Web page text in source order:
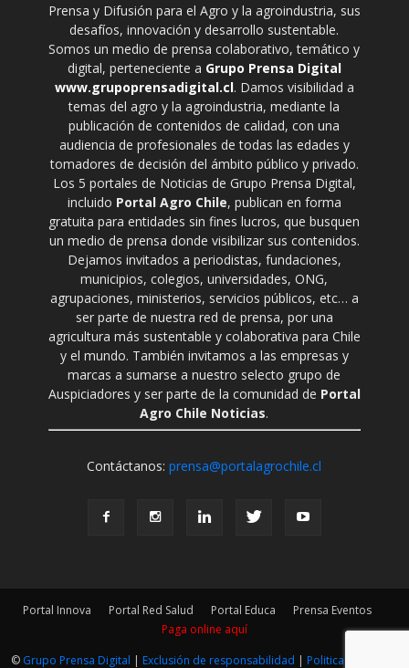
Prensa y Difusión para el Agro y la agroindustria, sus
desafíos, innovación y desarrollo sustentable.
Somos un medio de prensa colaborativo, temático y
digital, perteneciente a Grupo Prensa Digital
www.grupoprensadigital.cl. Damos visibilidad a
temas del agro y la agroindustria, mediante la
publicación de contenidos de calidad, con una
audiencia de profesionales de todas las edades y
tomadores de decisión del ámbito público y privado.
Los 5 portales de Noticias de Grupo Prensa Digital,
incluido Portal Agro Chile, publican en forma
gratuita para entidades sin fines lucros, que busquen
un medio de prensa donde visibilizar sus contenidos.
Dejamos invitados a periodistas, fundaciones,
municipios, colegios, universidades, ONG,
agrupaciones, ministerios, servicios públicos, etc… a
ser parte de nuestra red de prensa, por una
agricultura más sustentable y colaborativa para Chile
y el mundo. También invitamos a las empresas y
marcas a sumarse a nuestro selecto grupo de
Auspiciadores y ser parte de la comunidad de Portal
Agro Chile Noticias.
Contáctanos:prensa@portalagrochile.cl
Portal Innova Portal Red Salud Portal Educa
Prensa Eventos
Paga online aquí
© Grupo Prensa Digital | Exclusión de responsabilidad | Politica Editorial